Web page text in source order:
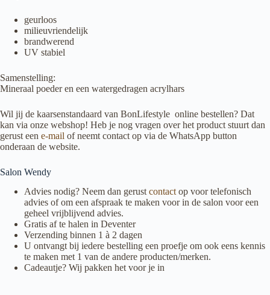
geurloos
milieuvriendelijk
brandwerend
UV stabiel
Samenstelling:
Mineraal poeder en een watergedragen acrylhars
Wil jij de kaarsenstandaard van BonLifestyle online bestellen? Dat
kan via onze webshop! Heb je nog vragen over het product stuurt dan
gerust een e-mail of neemt contact op via de WhatsApp button
onderaan de website.
Salon Wendy
Advies nodig? Neem dan gerustcontactop voor telefonisch
advies of om een afspraak te maken voor in de salon voor een
geheel vrijblijvend advies.
Gratis af te halen in Deventer
Verzending binnen 1 à 2 dagen
U ontvangt bij iedere bestelling een proefje om ook eens kennis
te maken met 1 van de andere producten/merken.
Cadeautje? Wij pakken het voor je in